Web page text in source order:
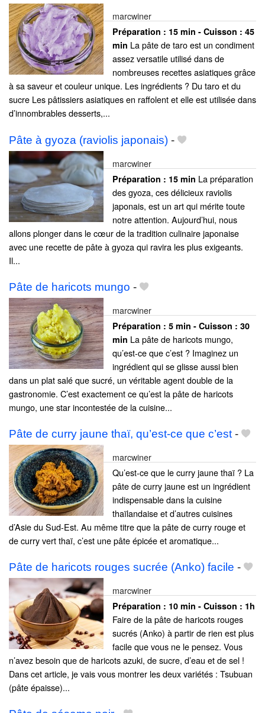
marcwiner
Préparation : 15 min - Cuisson : 45
min La pâte de taro est un condiment
assez versatile utilisé dans de
nombreuses recettes asiatiques grâce
à sa saveur et couleur unique. Les ingrédients ? Du taro et du
sucre Les pâtissiers asiatiques en raffolent et elle est utilisée dans
d’innombrables desserts,...
Pâte à gyoza (raviolis japonais) -
marcwiner
Préparation : 15 min La préparation
des gyoza, ces délicieux raviolis
japonais, est un art qui mérite toute
notre attention. Aujourd’hui, nous
allons plonger dans le cœur de la tradition culinaire japonaise
avec une recette de pâte à gyoza qui ravira les plus exigeants.
Il...
Pâte de haricots mungo -
marcwiner
Préparation : 5 min - Cuisson : 30
min La pâte de haricots mungo,
qu’est-ce que c’est ? Imaginez un
ingrédient qui se glisse aussi bien
dans un plat salé que sucré, un véritable agent double de la
gastronomie. C’est exactement ce qu’est la pâte de haricots
mungo, une star incontestée de la cuisine...
Pâte de curry jaune thaï, qu’est-ce que c’est -
marcwiner
Qu’est-ce que le curry jaune thaï ? La
pâte de curry jaune est un ingrédient
indispensable dans la cuisine
thaïlandaise et d’autres cuisines
d’Asie du Sud-Est. Au même titre que la pâte de curry rouge et
de curry vert thaï, c’est une pâte épicée et aromatique...
Pâte de haricots rouges sucrée (Anko) facile -
marcwiner
Préparation : 10 min - Cuisson : 1h
Faire de la pâte de haricots rouges
sucrés (Anko) à partir de rien est plus
facile que vous ne le pensez. Vous
n’avez besoin que de haricots azuki, de sucre, d’eau et de sel !
Dans cet article, je vais vous montrer les deux variétés : Tsubuan
(pâte épaisse)...